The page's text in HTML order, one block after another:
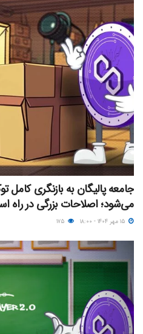
می‌شود؛ اصلاحات بزرگی در راه